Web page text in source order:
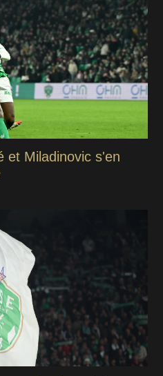
et Miladinovic s'en